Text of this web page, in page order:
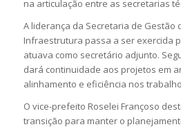
na articulação entre as secretarias
A liderança da Secretaria de Gestão
Infraestrutura passa a ser exercida
atuava como secretário adjunto.
dará continuidade aos projetos em
alinhamento e eficiência nos
O vice-prefeito Roselei Françoso
transição para manter o